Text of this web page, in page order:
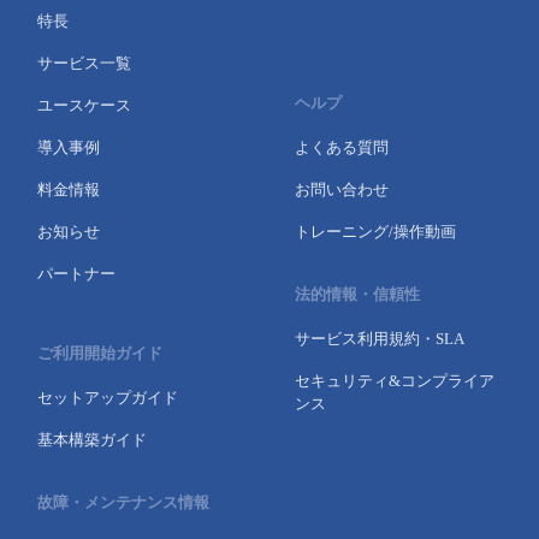
特長
サービス一覧
ユースケース
導入事例
料金情報
お知らせ
パートナー
ご利用開始ガイド
セットアップガイド
基本構築ガイド
故障・メンテナンス情報
ヘルプ
よくある質問
お問い合わせ
トレーニング/操作動画
法的情報・信頼性
サービス利用規約・SLA
セキュリティ&コンプライア
ンス